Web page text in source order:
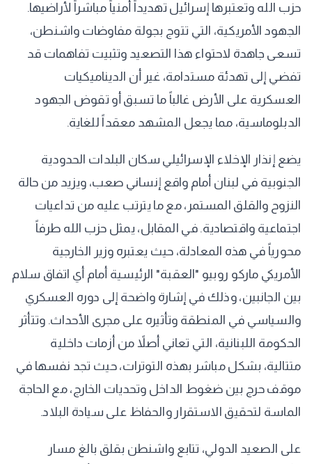
حزب الله وتعتبرها إسرائيل تهديداً أمنياً مباشراً لأراضيها.
الجهود الأمريكية، التي تتوج بجولة مفاوضات واشنطن،
تسعى جاهدة لاحتواء هذا التصعيد وتثبيت تفاهمات قد
تفضي إلى تهدئة مستدامة، غير أن الديناميكيات
العسكرية على الأرض غالباً ما تسبق أو تقوض الجهود
الدبلوماسية، مما يجعل المشهد معقداً للغاية.
يضع إنذار الإخلاء الإسرائيلي سكان البلدات الحدودية
الجنوبية في لبنان أمام واقع إنساني صعب، ويزيد من حالة
النزوح والقلق المستمر، مع ما يترتب عليه من تداعيات
اجتماعية واقتصادية. في المقابل، يمثل حزب الله طرفاً
محورياً في هذه المعادلة، حيث يعتبره وزير الخارجية
الأمريكي ماركو روبيو "العقبة" الرئيسية أمام أي اتفاق سلام
بين الجانبين، وذلك في إشارة واضحة إلى دوره العسكري
والسياسي في المنطقة وتأثيره على مجرى الأحداث. وتتأثر
الحكومة اللبنانية، التي تعاني أصلاً من أزمات داخلية
متتالية، بشكل مباشر بهذه التوترات، حيث تجد نفسها في
موقف حرج بين ضغوط الداخل وتحديات الخارج، مع الحاجة
الماسة لتحقيق الاستقرار والحفاظ على سيادة البلاد.
على الصعيد الدولي، تتابع واشنطن بقلق بالغ مسار